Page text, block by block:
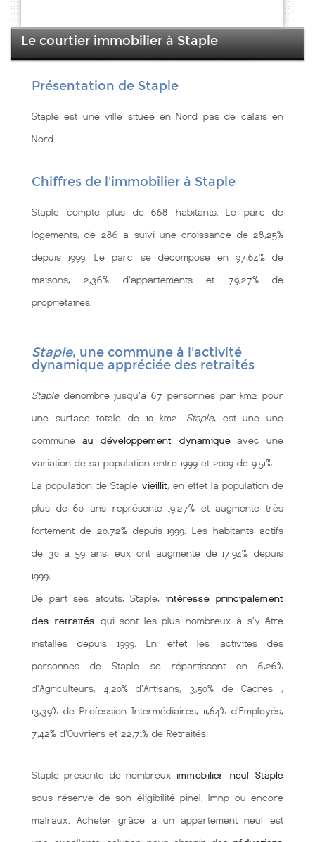
Le courtier immobilier à Staple
Présentation de Staple
Staple est une ville située en Nord pas de calais en
Nord
Chiffres de l'immobilier à Staple
Staple compte plus de 668 habitants. Le parc de
logements, de 286 a suivi une croissance de 28,25%
depuis 1999. Le parc se décompose en 97,64% de
maisons, 2,36% d'appartements et 79,27% de
propriétaires.
Staple, une commune à l'activité
dynamique appréciée des retraités
Stapledénombre jusqu'à 67 personnes par km2 pour
une surface totale de 10 km2. Staple, est une une
commune au développement dynamiqueavec une
variation de sa population entre 1999 et 2009 de 9.51%.
La population de Staple vieillit, en effet la population de
plus de 60 ans représente 19.27% et augmente très
fortement de 20.72% depuis 1999. Les habitants actifs
de 30 à 59 ans, eux ont augmenté de 17.94% depuis
1999.
De part ses atouts, Staple, intéresse principalement
des retraités qui sont les plus nombreux à s'y être
installés depuis 1999. En effet les activités des
personnes de Staple se répartissent en 6,26%
d'Agriculteurs, 4,20% d'Artisans, 3,50% de Cadres ,
13,39% de Profession Intermédiaires, 11,64% d'Employés,
7,42% d'Ouvriers et 22,71% de Retraités.
Staple présente de nombreuximmobilier neuf Staple
sous réserve de son éligibilité pinel, lmnp ou encore
malraux. Acheter grâce à un appartement neuf est